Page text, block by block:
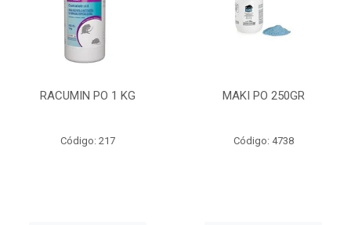
RACUMIN PO 1 KG
Código: 217
MAKI PO 250GR
Código: 4738